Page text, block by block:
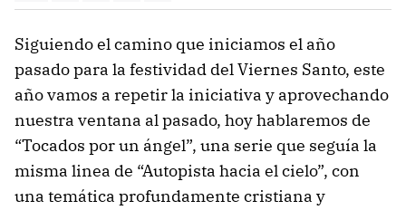
Siguiendo el camino que iniciamos el año
pasado para la festividad del Viernes Santo, este
año vamos a repetir la iniciativa y aprovechando
nuestra ventana al pasado, hoy hablaremos de
“Tocados por un ángel”, una serie que seguía la
misma linea de “Autopista hacia el cielo”, con
una temática profundamente cristiana y